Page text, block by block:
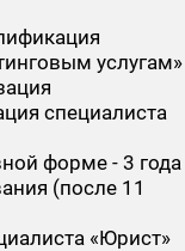
услугам»
специалиста
форме - 3 года
(после 11
«Юрист»